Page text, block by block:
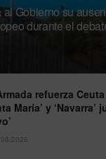
Gobierno su
durante el
refuerza
María’ y
2026